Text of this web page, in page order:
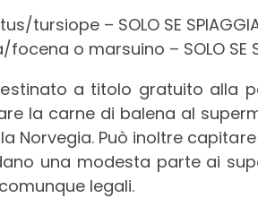
– SOLO SE
o marsuino – SOLO SE
a titolo gratuito alla
la carne di balena al
Norvegia. Può inoltre
una modesta parte ai
legali.